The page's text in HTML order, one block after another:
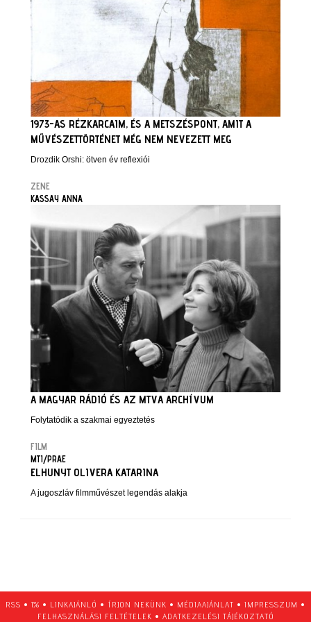
1973-AS RÉZKARCAIM, ÉS A METSZÉSPONT, AMIT A
MŰVÉSZETTÖRTÉNET MÉG NEM NEVEZETT MEG
Drozdik Orshi: ötven év reflexiói
ZENE
KASSAY ANNA
A MAGYAR RÁDIÓ ÉS AZ MTVA ARCHÍVUM
Folytatódik a szakmai egyeztetés
FILM
MTI/PRAE
ELHUNYT OLIVERA KATARINA
A jugoszláv filmművészet legendás alakja
RSS • 1% • LINKAJÁNLÓ • ÍRJON NEKÜNK • MÉDIAAJÁNLAT • IMPRESSZUM •
FELHASZNÁLÁSI FELTÉTELEK • ADATKEZELÉSI TÁJÉKOZTATÓ